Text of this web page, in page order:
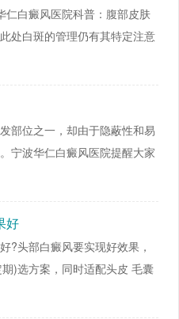
仁白癜风医院科普：腹部皮肤
处白斑的管理仍有其特定注意
部位之一，却由于隐蔽性和易
宁波华仁白癜风医院提醒大家
好
?头部白癜风要实现好效果，
)选方案，同时适配头皮 毛囊